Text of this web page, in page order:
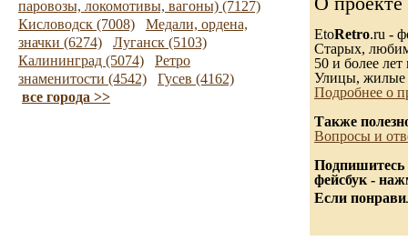
паровозы, локомотивы, вагоны) (7127)
Кисловодск (7008)
Медали, ордена,
значки (6274)
Луганск (5103)
Калининград (5074)
Ретро
знаменитости (4542)
Гусев (4162)
все города >>
EtoRetro.ru -
Старых,
50 и более лет
Улицы, жилые
Подробнее о
Также
Вопросы и
Подпишитесь
фейсбук -
Если